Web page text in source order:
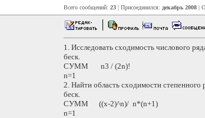
Всего сообщений: 23| Присоединился: декабрь 2008|
1. Исследовать сходимость числового
беск.
СУММ n3 / (2n)!
n=1
2. Найти область сходимости степенного
беск.
СУММ ((x-2)^n)/ n*(n+1)
n=1